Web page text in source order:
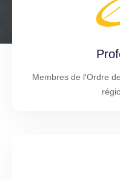
Membres de l'Ordre